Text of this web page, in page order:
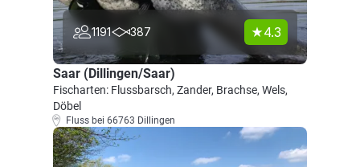
1191 387 4.3
Saar (Dillingen/Saar)
Fischarten: Flussbarsch, Zander, Brachse, Wels,
Döbel
Fluss bei 66763 Dillingen